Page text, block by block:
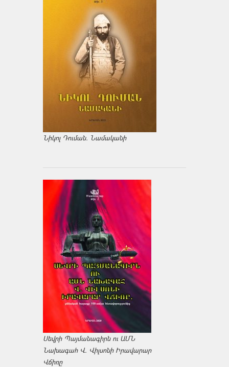
Նիկոլ Դուման. Նամականի
Սեվրի Պայմանագիրն ու ԱՄՆ
Նախագահ Վ. Վիլսոնի Իրավարար
Վճիռը